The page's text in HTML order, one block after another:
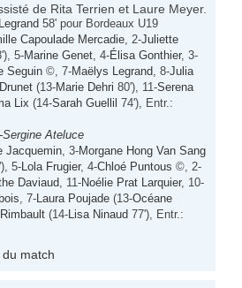
de Rita Terrien et Laure Meyer.
58' pour Bordeaux U19
Capoulade Mercadie , 2-Juliette
5-Marine Genet , 4-Élisa Gonthier, 3-
Seguin ©, 7-Maëlys Legrand , 8-Julia
(13-Marie Dehri 80'), 11-Serena
Lix (14-Sarah Guellil 74'), Entr.:
Sergine Ateluce
Jacquemin , 3-Morgane Hong Van Sang
5- Lola Frugier, 4-Chloé Puntous ©, 2-
Daviaud , 11-Noélie Prat Larquier, 10-
, 7- Laura Poujade (13-Océane
(14- Lisa Ninaud 77'), Entr.:
match